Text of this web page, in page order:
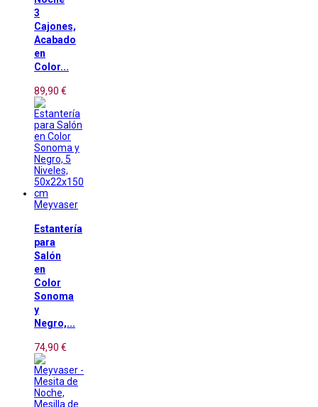
3
Cajones,
Acabado
en
Color...
89,90 €
Meyvaser
Estantería
para
Salón
en
Color
Sonoma
y
Negro,...
74,90 €